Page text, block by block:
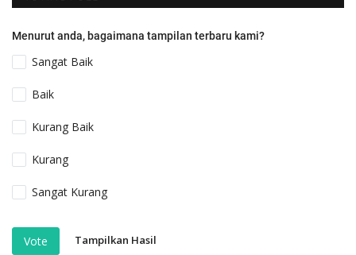
Menurut anda, bagaimana tampilan terbaru kami?
Sangat Baik
Baik
Kurang Baik
Kurang
Sangat Kurang
Vote Tampilkan Hasil